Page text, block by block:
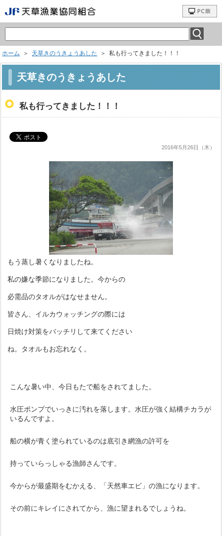
ホーム ＞ 天草きのうきょうあした ＞ 私も行ってきました！！！
天草きのうきょうあした
私も行ってきました！！！
2016年5月26日（木）
もう蒸し暑くなりましたね。
私の嫌な季節になりました。今からの
必需品のタオルがはなせません。
皆さん、イルカウォッチングの際には
日焼け対策をバッチリして来てください
ね。タオルもお忘れなく。
こんな暑い中、今日もたで船をされてました。
水圧ポンプでいっきに汚れを落します。水圧が強く結構チカラが
いるんですよ。
船の横が青く塗られているのは底引き網漁の許可を
持っていらっしゃる漁師さんです。
今からが最盛期をむかえる、「天然車エビ」の漁になります。
その前にキレイにされてから、漁に望まれるでしょうね。